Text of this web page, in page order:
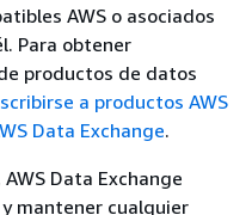
AWS o asociados
Para obtener
productos de datos
a productos AWS
Data Exchange.
Data Exchange
mantener cualquier